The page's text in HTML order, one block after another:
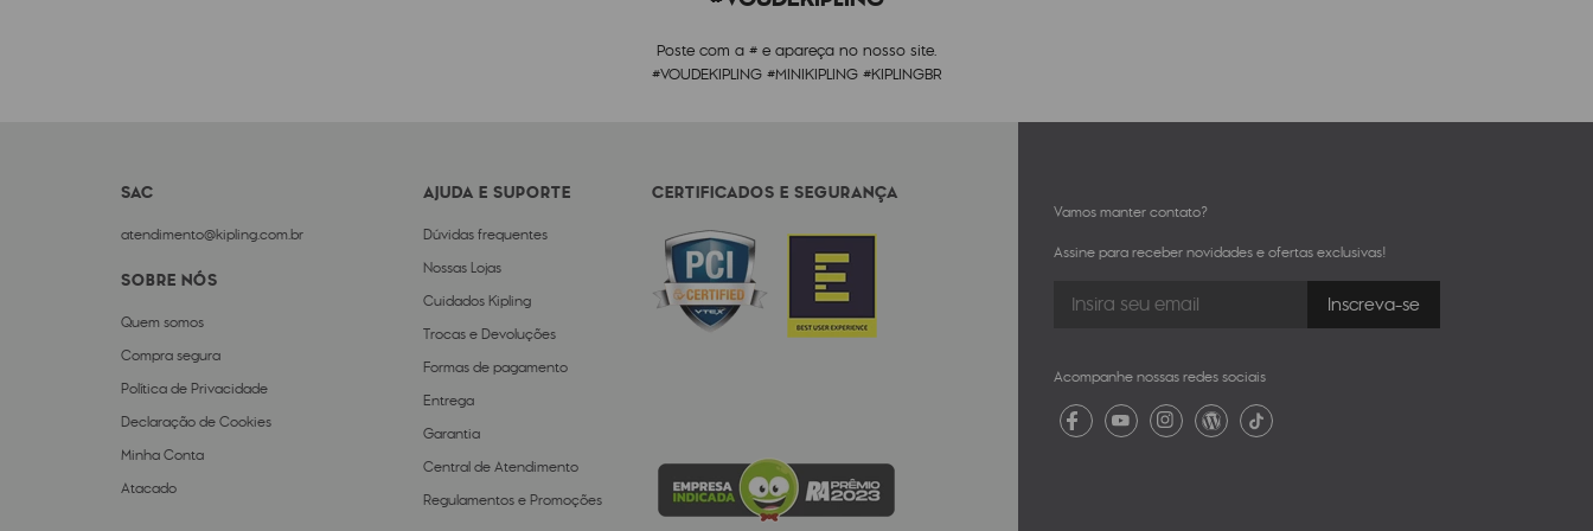
Poste com a # e apareça no nosso site.
#VOUDEKIPLING #MINIKIPLING #KIPLINGBR
SAC
atendimento@kipling.com.br
SOBRE NÓS
Quem somos
Compra segura
Política de Privacidade
Declaração de Cookies
Minha Conta
Atacado
AJUDA E SUPORTE
Dúvidas frequentes
Nossas Lojas
Cuidados Kipling
Trocas e Devoluções
Formas de pagamento
Entrega
Garantia
Central de Atendimento
Regulamentos e Promoções
CERTIFICADOS E SEGURANÇA
Vamos manter contato?
Assine para receber novidades e ofertas exclusivas!
Acompanhe nossas redes sociais